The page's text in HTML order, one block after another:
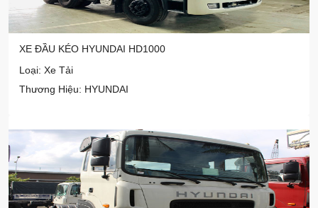
XE ĐẦU KÉO HYUNDAI HD1000
Loại: Xe Tải
Thương Hiệu: HYUNDAI